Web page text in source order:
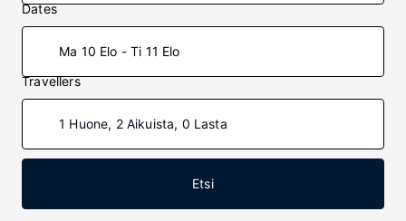
Dates
Ma 10 Elo - Ti 11 Elo
Travellers
1 Huone, 2 Aikuista, 0 Lasta
Etsi